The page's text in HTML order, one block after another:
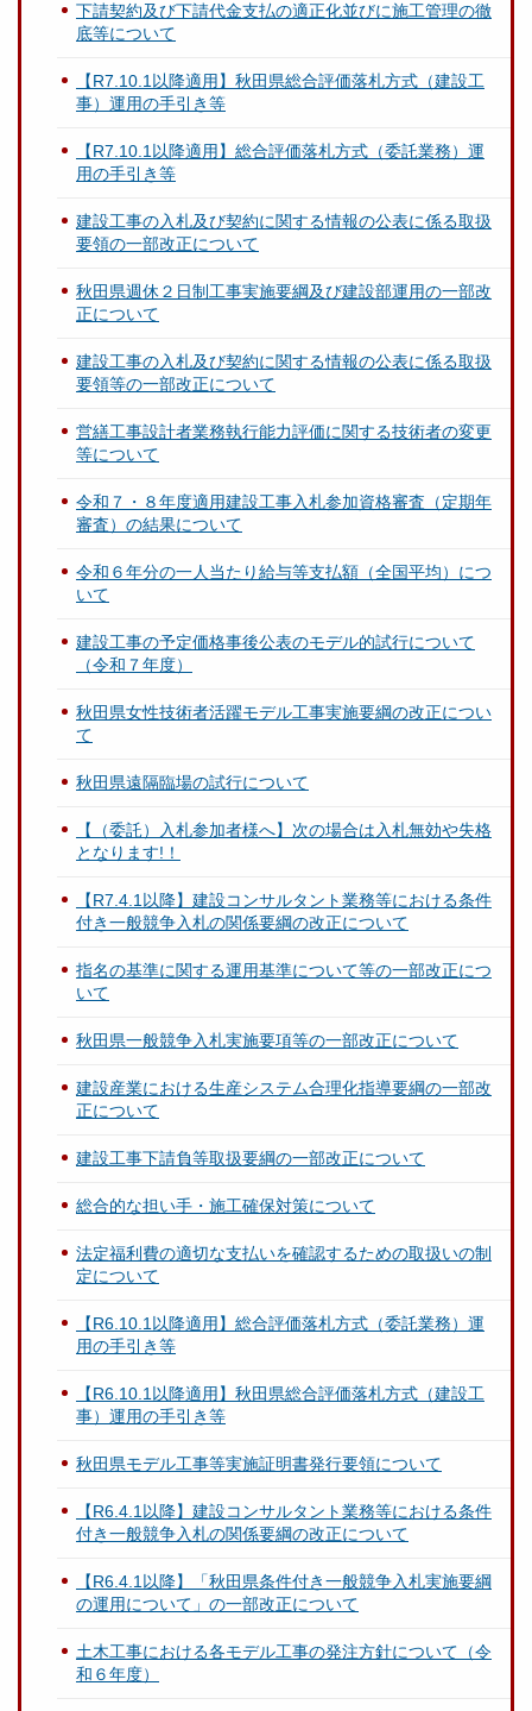
下請契約及び下請代金支払の適正化並びに施工管理の徹
底等について
【R7.10.1以降適用】秋田県総合評価落札方式（建設工
事）運用の手引き等
【R7.10.1以降適用】総合評価落札方式（委託業務）運
用の手引き等
建設工事の入札及び契約に関する情報の公表に係る取扱
要領の一部改正について
秋田県週休２日制工事実施要綱及び建設部運用の一部改
正について
建設工事の入札及び契約に関する情報の公表に係る取扱
要領等の一部改正について
営繕工事設計者業務執行能力評価に関する技術者の変更
等について
令和７・８年度適用建設工事入札参加資格審査（定期年
審査）の結果について
令和６年分の一人当たり給与等支払額（全国平均）につ
いて
建設工事の予定価格事後公表のモデル的試行について
（令和７年度）
秋田県女性技術者活躍モデル工事実施要綱の改正につい
て
秋田県遠隔臨場の試行について
【（委託）入札参加者様へ】次の場合は入札無効や失格
となります!！
【R7.4.1以降】建設コンサルタント業務等における条件
付き一般競争入札の関係要綱の改正について
指名の基準に関する運用基準について等の一部改正につ
いて
秋田県一般競争入札実施要項等の一部改正について
建設産業における生産システム合理化指導要綱の一部改
正について
建設工事下請負等取扱要綱の一部改正について
総合的な担い手・施工確保対策について
法定福利費の適切な支払いを確認するための取扱いの制
定について
【R6.10.1以降適用】総合評価落札方式（委託業務）運
用の手引き等
【R6.10.1以降適用】秋田県総合評価落札方式（建設工
事）運用の手引き等
秋田県モデル工事等実施証明書発行要領について
【R6.4.1以降】建設コンサルタント業務等における条件
付き一般競争入札の関係要綱の改正について
【R6.4.1以降】「秋田県条件付き一般競争入札実施要綱
の運用について」の一部改正について
土木工事における各モデル工事の発注方針について（令
和６年度）